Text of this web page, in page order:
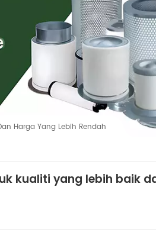
Harga Yang Lebih Rendah
kualiti yang lebih baik